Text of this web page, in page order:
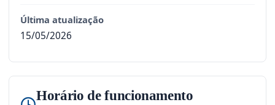
Última atualização
15/05/2026
Horário de funcionamento